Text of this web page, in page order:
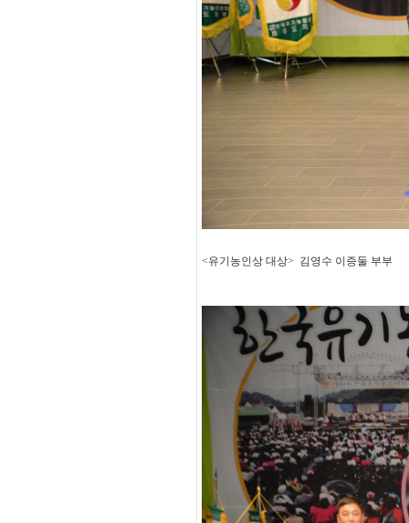
<유기농인상 대상> 김영수 이증둘 부부